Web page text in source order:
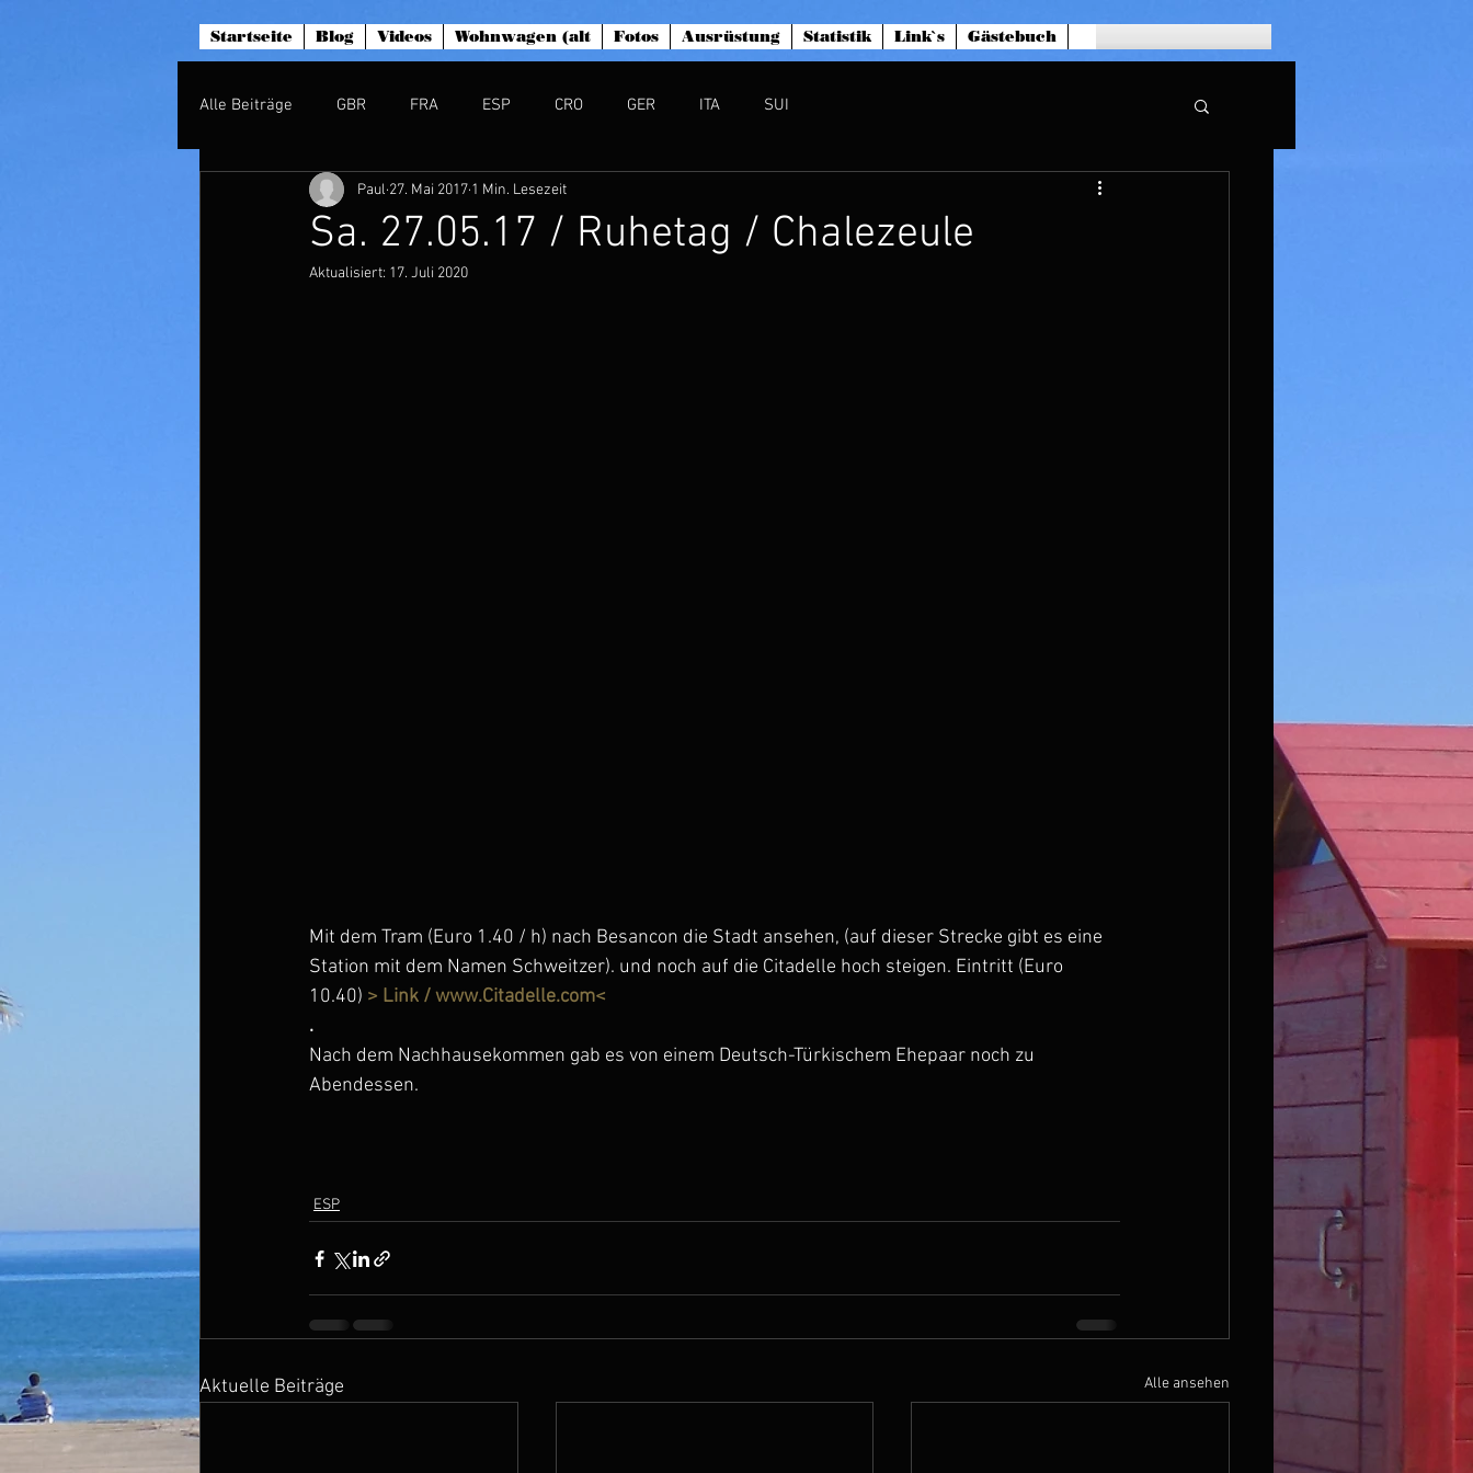
Startseite Blog Videos Wohnwagen (alt Fotos Ausrüstung Statistik Link`s Gästebuch
Alle Beiträge GBR FRA ESP CRO GER ITA SUI
Sa. 27.05.17 / Ruhetag / Chalezeule
Paul 27. Mai 2017 1 Min. Lesezeit
Aktualisiert: 17. Juli 2020
Mit dem Tram (Euro 1.40 / h) nach Besancon die Stadt ansehen, (auf dieser Strecke gibt es eine
Station mit dem Namen Schweitzer). und noch auf die Citadelle hoch steigen. Eintritt (Euro
10.40) > Link / www.Citadelle.com<
.
Nach dem Nachhausekommen gab es von einem Deutsch-Türkischem Ehepaar noch zu
Abendessen.
ESP
Aktuelle Beiträge Alle ansehen